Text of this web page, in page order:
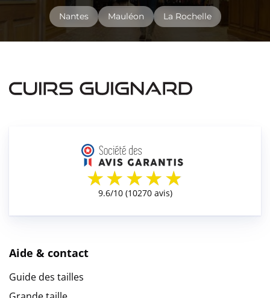
Nantes Mauléon La Rochelle
Aide & contact
Guide des tailles